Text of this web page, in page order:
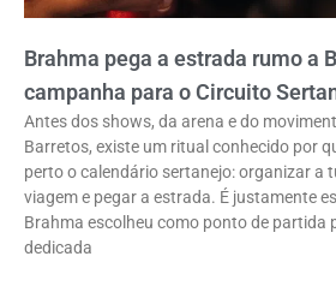
Brahma pega a estrada rumo a
campanha para o Circuito
Antes dos shows, da arena e do
Barretos, existe um ritual conhecido por
perto o calendário sertanejo: organizar a
viagem e pegar a estrada. É justamente
Brahma escolheu como ponto de partida
dedicada